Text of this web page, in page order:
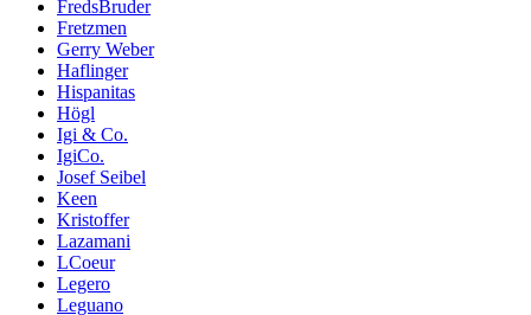
FredsBruder
Fretzmen
Gerry Weber
Haflinger
Hispanitas
Högl
Igi & Co.
IgiCo.
Josef Seibel
Keen
Kristoffer
Lazamani
LCoeur
Legero
Leguano